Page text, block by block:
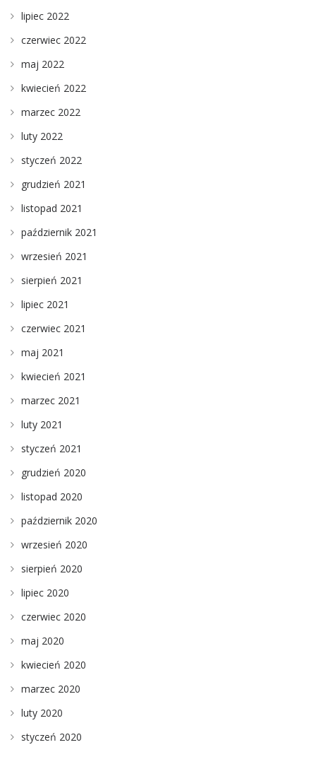
lipiec 2022
czerwiec 2022
maj 2022
kwiecień 2022
marzec 2022
luty 2022
styczeń 2022
grudzień 2021
listopad 2021
październik 2021
wrzesień 2021
sierpień 2021
lipiec 2021
czerwiec 2021
maj 2021
kwiecień 2021
marzec 2021
luty 2021
styczeń 2021
grudzień 2020
listopad 2020
październik 2020
wrzesień 2020
sierpień 2020
lipiec 2020
czerwiec 2020
maj 2020
kwiecień 2020
marzec 2020
luty 2020
styczeń 2020